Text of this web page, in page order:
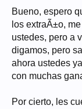
Bueno, espero
los extraÃ±o,
ustedes, pero a
digamos, pero
ahora ustedes
con muchas
Por cierto, les